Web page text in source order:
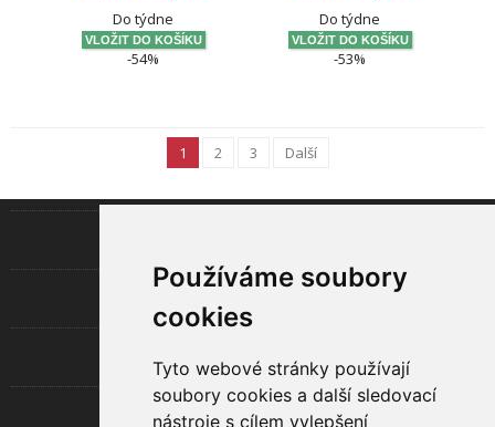
Používáme soubory
cookies
Tyto webové stránky používají
soubory cookies a další sledovací
nástroje s cílem vylepšení
Do týdne
-54%
Do týdne
-53%
1 2 3 Další
UŽITEČNÉ
O SPOLEČNOSTI